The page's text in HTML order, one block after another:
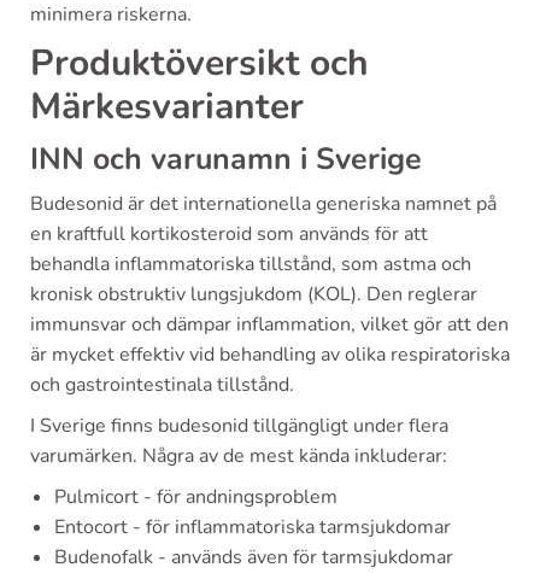
minimera riskerna.
Produktöversikt och
Märkesvarianter
INN och varunamn i Sverige
Budesonid är det internationella generiska namnet på
en kraftfull kortikosteroid som används för att
behandla inflammatoriska tillstånd, som astma och
kronisk obstruktiv lungsjukdom (KOL). Den reglerar
immunsvar och dämpar inflammation, vilket gör att den
är mycket effektiv vid behandling av olika respiratoriska
och gastrointestinala tillstånd.
I Sverige finns budesonid tillgängligt under flera
varumärken. Några av de mest kända inkluderar:
Pulmicort - för andningsproblem
Entocort - för inflammatoriska tarmsjukdomar
Budenofalk - används även för tarmsjukdomar